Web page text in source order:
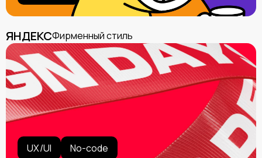
ЯНДЕКСФирменный стиль
UX/UI No-code